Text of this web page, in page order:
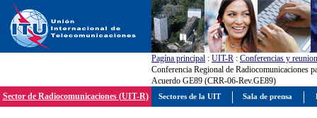
Pagína principal : UIT-R : Conferencias y
Conferencia Regional de Radiocomunicaciones
Acuerdo GE89 (CRR-06-Rev.GE89)
Sector de Radiocomunicaciones (UIT-R)
Sectores de la UIT Sala de prensa